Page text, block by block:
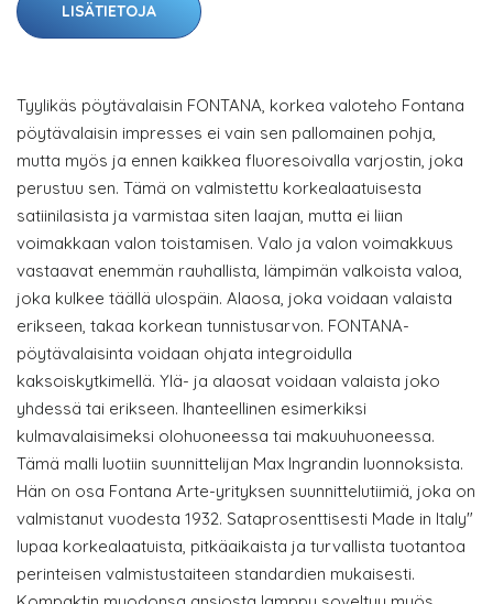
LISÄTIETOJA
Tyylikäs pöytävalaisin FONTANA, korkea valoteho Fontana
pöytävalaisin impresses ei vain sen pallomainen pohja,
mutta myös ja ennen kaikkea fluoresoivalla varjostin, joka
perustuu sen. Tämä on valmistettu korkealaatuisesta
satiinilasista ja varmistaa siten laajan, mutta ei liian
voimakkaan valon toistamisen. Valo ja valon voimakkuus
vastaavat enemmän rauhallista, lämpimän valkoista valoa,
joka kulkee täällä ulospäin. Alaosa, joka voidaan valaista
erikseen, takaa korkean tunnistusarvon. FONTANA-
pöytävalaisinta voidaan ohjata integroidulla
kaksoiskytkimellä. Ylä- ja alaosat voidaan valaista joko
yhdessä tai erikseen. Ihanteellinen esimerkiksi
kulmavalaisimeksi olohuoneessa tai makuuhuoneessa.
Tämä malli luotiin suunnittelijan Max Ingrandin luonnoksista.
Hän on osa Fontana Arte-yrityksen suunnittelutiimiä, joka on
valmistanut vuodesta 1932. Sataprosenttisesti Made in Italy"
lupaa korkealaatuista, pitkäaikaista ja turvallista tuotantoa
perinteisen valmistustaiteen standardien mukaisesti.